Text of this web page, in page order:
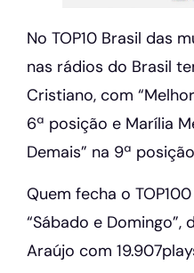
No TOP10 Brasil das
nas rádios do Brasil
Cristiano, com
6ª posição e Marília
Demais” na 9ª
Quem fecha o
“Sábado e Domingo”,
Araújo com